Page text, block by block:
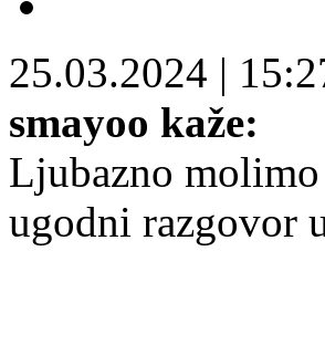
25.03.2024 |
smayoo kaže:
Ljubazno
ugodni razgovor